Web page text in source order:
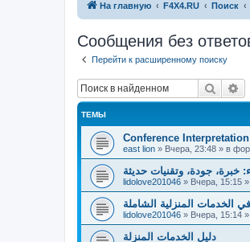
На главную F4X4.RU Поиск
Сообщения без
Перейти к расширенному поиску
Поиск
ТЕМЫ
Conference
east lion » Вчера, 23:48 » в
خبرة، جودة، وتقنيات حديثة
lidolove201046 » Вчера, 15:15
الخدمات المنزلية الشاملة
lidolove201046 » Вчера, 15:14
دليل الخدمات المنزلة